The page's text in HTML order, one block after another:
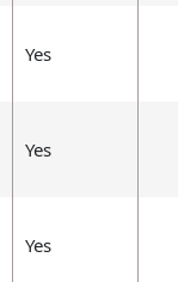
Yes
Yes
Yes